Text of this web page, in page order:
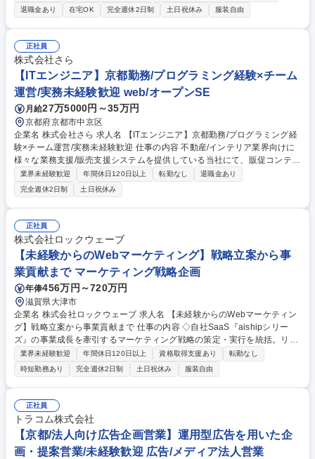
体業務内容については下記。 ■グループ内の各種サービスの行動、プロフ
ァイルデータと楽天でんきユーザーを組み合わせての分析業務 ■効果測定
用のBIツールでのダッシュボード作成、KPI管理を通じたPDCA活動（前
日の数字をdomoやTableauなどのBIツールで確認し、日々の改善活動を行
う 等） 将来的には楽天グループの持つ様々なサービスや資産を活用した
キャンペーンの企画立案、実行への挑戦も可能です。 募集職種 【マーケ
ティングデータ管理担当者/エネルギー事業部】業界未経験歓迎/1036274
退職金あり
在宅OK 完全週休2日制 土日祝休み 服装自由
正社員
株式会社さら
【ITエンジニア】京都勤務/プログラミング経験×チーム
運営/実務未経験歓迎 web/オープンSE
月給27万5000円～35万円
京都府京都市中京区
企業名 株式会社さら 求人名 【ITエンジニア】京都勤務/プログラミング経
験×チーム運営/実務未経験歓迎 仕事の内容 不動産/インテリア業界向けに
様々な業務支援/販売支援システムを提供している当社にて、販促コンテン
ツ制作を支えるプログラムの運用に加え、6名のチームをまとめる役割を
担っていただける方を募集します。 【具体的には】 ■既存プログラムの修
正/設定変更(フォーマット変更など) ■販促コンテンツ制作に伴うデータ加
工/運用 ■チームメンバーへの作業指示/進捗管理 ■営業部門からの依頼内容
の確認/調整 ■制作物の品質チェックおよび業務改善 募集職種 【ITエンジ
ニア】京都勤務/プログラミング経験×チーム運営/実務未経験歓迎
業界未経験歓迎 年間休日120日以上 転勤なし
退職金あり
完全週休2日制
土日祝休み
正社員
株式会社ロックウェーブ
【未経験からのWebマーケティング】戦略立案から事
業貢献まで マーケティング戦略企画
年俸456万円～720万円
滋賀県大津市
企業名 株式会社ロックウェーブ 求人名 【未経験からのWebマーケティン
グ】戦略立案から事業貢献まで 仕事の内容 ◇自社SaaS『aishipシリー
ズ』の事業成長を牽引するマーケティング戦略の策定・実行を統括。リー
ド獲得から事業貢献まで、その全権限と責任をお任せします。広告運用
（Google/SNS）、SEO改善、LP設計、メルマガ、 ホワイトペーパー、
セミナー誘導など幅広いチャネルで施策を企画・実行していくポジション
です。大きな裁量の下、データに基づき事業戦略と連動したマーケティン
グを構築。単なる実行者に留まらず、自身の経験と分析力で事業を動かす
司令塔を求めます。プロダクト・営業・CSを巻き込み、マーケティング
を起点として全社で「事業の成功」を創出することに挑戦できる、やりが
いのあるポジションです。 募集職種 【未経験からのWebマーケティン
グ】戦略立案から事業貢献まで
業界未経験歓迎 年間休日120日以上 資格取得支援あり
転勤なし
時短勤務あり
完全週休2日制 土日祝休み 服装自由
正社員
トラコム株式会社
【京都/法人向け広告企画営業】運用型広告を用いた企
画・提案営業/未経験歓迎 広告/メディア法人営業